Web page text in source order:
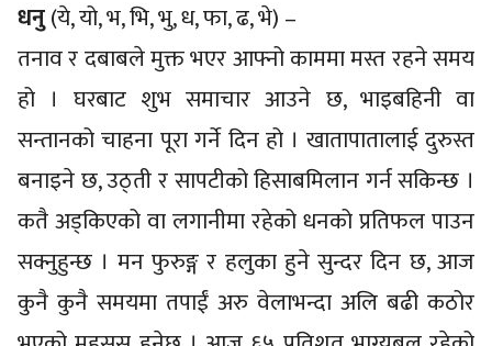
धनु(ये, यो, भ, भि, भु, ध, फा, ढ, भे) –
तनाव र दबाबले मुक्त भएर आफ्नो काममा मस्त रहने समय
हो । घरबाट शुभ समाचार आउने छ, भाइबहिनी वा
सन्तानको चाहना पूरा गर्ने दिन हो । खातापातालाई दुरुस्त
बनाइने छ, उठ्ती र सापटीको हिसाबमिलान गर्न सकिन्छ ।
कतै अड्किएको वा लगानीमा रहेको धनको प्रतिफल पाउन
सक्नुहुन्छ । मन फुरुङ्ग र हलुका हुने सुन्दर दिन छ, आज
कुनै कुनै समयमा तपाईं अरु वेलाभन्दा अलि बढी कठोर